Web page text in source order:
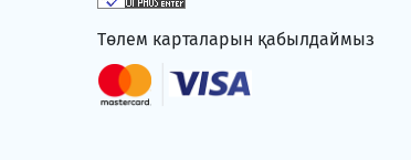
Төлем карталарын қабылдаймыз